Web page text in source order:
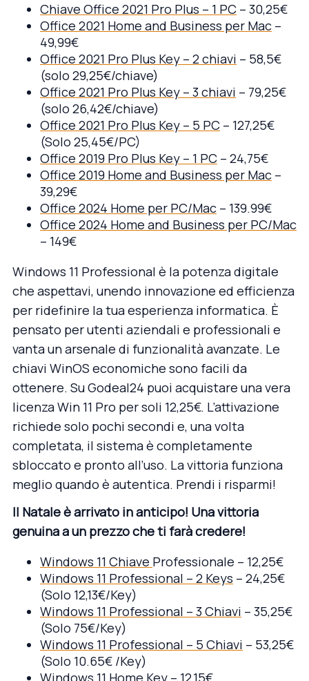
Chiave Office 2021 Pro Plus – 1 PC – 30,25€
Office 2021 Home and Business per Mac –
49,99€
Office 2021 Pro Plus Key – 2 chiavi – 58,5€
(solo 29,25€/chiave)
Office 2021 Pro Plus Key – 3 chiavi – 79,25€
(solo 26,42€/chiave)
Office 2021 Pro Plus Key – 5 PC – 127,25€
(Solo 25,45€/PC)
Office 2019 Pro Plus Key – 1 PC – 24,75€
Office 2019 Home and Business per Mac –
39,29€
Office 2024 Home per PC/Mac – 139.99€
Office 2024 Home and Business per PC/Mac
– 149€
Windows 11 Professional è la potenza digitale
che aspettavi, unendo innovazione ed efficienza
per ridefinire la tua esperienza informatica. È
pensato per utenti aziendali e professionali e
vanta un arsenale di funzionalità avanzate. Le
chiavi WinOS economiche sono facili da
ottenere. Su Godeal24 puoi acquistare una vera
licenza Win 11 Pro per soli 12,25€. L’attivazione
richiede solo pochi secondi e, una volta
completata, il sistema è completamente
sbloccato e pronto all’uso. La vittoria funziona
meglio quando è autentica. Prendi i risparmi!
Il Natale è arrivato in anticipo! Una vittoria
genuina a un prezzo che ti farà credere!
Windows 11 Chiave Professionale – 12,25€
Windows 11 Professional – 2 Keys – 24,25€
(Solo 12,13€/Key)
Windows 11 Professional – 3 Chiavi – 35,25€
(Solo 75€/Key)
Windows 11 Professional – 5 Chiavi – 53,25€
(Solo 10.65€ /Key)
Windows 11 Home Key – 12,15€